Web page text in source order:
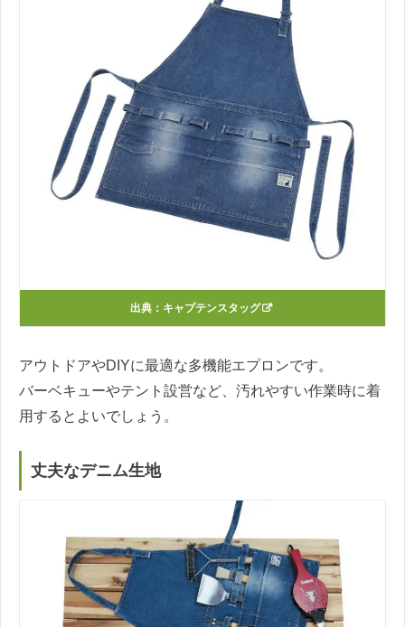
出典： キャプテンスタッグ
アウトドアやDIYに最適な多機能エプロンです。
バーベキューやテント設営など、汚れやすい作業時に着
用するとよいでしょう。
丈夫なデニム生地